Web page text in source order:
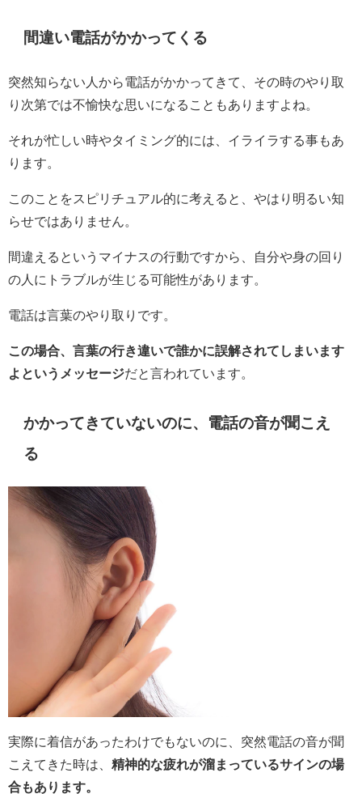
間違い電話がかかってくる
突然知らない人から電話がかかってきて、その時のやり取
り次第では不愉快な思いになることもありますよね。
それが忙しい時やタイミング的には、イライラする事もあ
ります。
このことをスピリチュアル的に考えると、やはり明るい知
らせではありません。
間違えるというマイナスの行動ですから、自分や身の回り
の人にトラブルが生じる可能性があります。
電話は言葉のやり取りです。
この場合、言葉の行き違いで誰かに誤解されてしまいます
よというメッセージだと言われています。
かかってきていないのに、電話の音が聞こえ
る
実際に着信があったわけでもないのに、突然電話の音が聞
こえてきた時は、 精神的な疲れが溜まっているサインの場
合もあります。